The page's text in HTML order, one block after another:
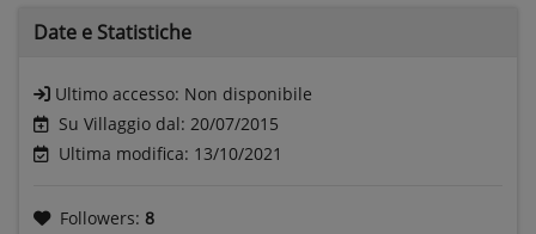
Date e Statistiche
Ultimo accesso: Non disponibile
Su Villaggio dal: 20/07/2015
Ultima modifica: 13/10/2021
Followers: 8